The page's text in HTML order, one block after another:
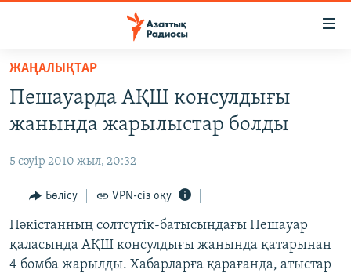
Skip
main
content
to
Navigation
Skip
to
Search
ҚАҢТАР ОҚИҒАСЫ
АДАМ ҚҰҚЫҚТАРЫ
ӘЛЕУМЕТ
ӘЛЕМ
ЖАҢАЛЫҚТАР
Пешауарда АҚШ консулдығы
жанында жарылыстар болды
5 сәуір 2010 жыл, 20:32
Бөлісу VPN-сіз оқу
Пәкістанның солтсүтік-батысындағы Пешауар
қаласында АҚШ консулдығы жанында қатарынан
4 бомба жарылды. Хабарларға қарағанда, атыстар